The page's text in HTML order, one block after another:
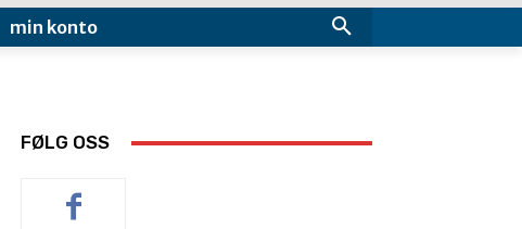
min konto
FØLG OSS